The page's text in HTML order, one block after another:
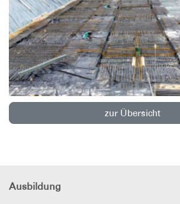
zur Übersicht
Ausbildung